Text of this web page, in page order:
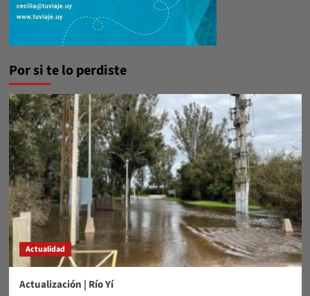
Por si te lo perdiste
Actualidad
Actualización | Río Yí